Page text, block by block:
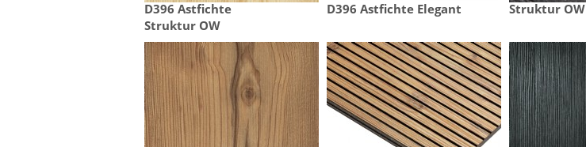
D396 Astfichte
Struktur OW
D396 Astfichte Elegant Struktur OW